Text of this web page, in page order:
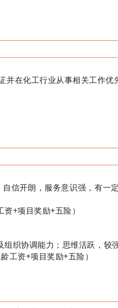
在化工行业从事相关工作优
信开朗，服务意识强，有
+项目奖励+五险）
织协调能力；思维活跃，
工资+项目奖励+五险）